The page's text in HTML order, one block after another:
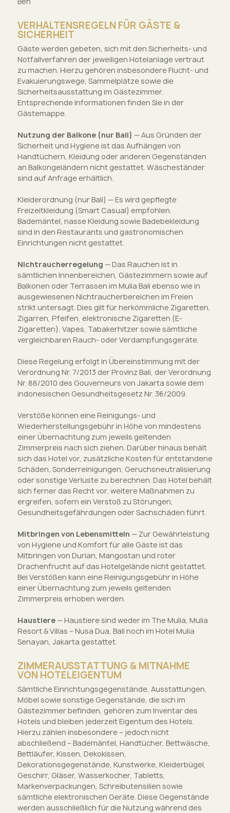
VERHALTENSREGELN FÜR GÄSTE &
SICHERHEIT
Gäste werden gebeten, sich mit den Sicherheits- und
Notfallverfahren der jeweiligen Hotelanlage vertraut
zu machen. Hierzu gehören insbesondere Flucht- und
Evakuierungswege, Sammelplätze sowie die
Sicherheitsausstattung im Gästezimmer.
Entsprechende Informationen finden Sie in der
Gästemappe.
Nutzung der Balkone (nur Bali) — Aus Gründen der
Sicherheit und Hygiene ist das Aufhängen von
Handtüchern, Kleidung oder anderen Gegenständen
an Balkongeländern nicht gestattet. Wäscheständer
sind auf Anfrage erhältlich.
Kleiderordnung (nur Bali) — Es wird gepflegte
Freizeitkleidung (Smart Casual) empfohlen.
Bademäntel, nasse Kleidung sowie Badebekleidung
sind in den Restaurants und gastronomischen
Einrichtungen nicht gestattet.
Nichtraucherregelung — Das Rauchen ist in
sämtlichen Innenbereichen, Gästezimmern sowie auf
Balkonen oder Terrassen im Mulia Bali ebenso wie in
ausgewiesenen Nichtraucherbereichen im Freien
strikt untersagt. Dies gilt für herkömmliche Zigaretten,
Zigarren, Pfeifen, elektronische Zigaretten (E-
Zigaretten), Vapes, Tabakerhitzer sowie sämtliche
vergleichbaren Rauch- oder Verdampfungsgeräte.
Diese Regelung erfolgt in Übereinstimmung mit der
Verordnung Nr. 7/2013 der Provinz Bali, der Verordnung
Nr. 88/2010 des Gouverneurs von Jakarta sowie dem
indonesischen Gesundheitsgesetz Nr. 36/2009.
Verstöße können eine Reinigungs- und
Wiederherstellungsgebühr in Höhe von mindestens
einer Übernachtung zum jeweils geltenden
Zimmerpreis nach sich ziehen. Darüber hinaus behält
sich das Hotel vor, zusätzliche Kosten für entstandene
Schäden, Sonderreinigungen, Geruchsneutralisierung
oder sonstige Verluste zu berechnen. Das Hotel behält
sich ferner das Recht vor, weitere Maßnahmen zu
ergreifen, sofern ein Verstoß zu Störungen,
Gesundheitsgefährdungen oder Sachschäden führt.
Mitbringen von Lebensmitteln — Zur Gewährleistung
von Hygiene und Komfort für alle Gäste ist das
Mitbringen von Durian, Mangostan und roter
Drachenfrucht auf das Hotelgelände nicht gestattet.
Bei Verstößen kann eine Reinigungsgebühr in Höhe
einer Übernachtung zum jeweils geltenden
Zimmerpreis erhoben werden.
Haustiere — Haustiere sind weder im The Mulia, Mulia
Resort & Villas – Nusa Dua, Bali noch im Hotel Mulia
Senayan, Jakarta gestattet.
ZIMMERAUSSTATTUNG & MITNAHME
VON HOTELEIGENTUM
Sämtliche Einrichtungsgegenstände, Ausstattungen,
Möbel sowie sonstige Gegenstände, die sich im
Gästezimmer befinden, gehören zum Inventar des
Hotels und bleiben jederzeit Eigentum des Hotels.
Hierzu zählen insbesondere – jedoch nicht
abschließend – Bademäntel, Handtücher, Bettwäsche,
Bettläufer, Kissen, Dekokissen,
Dekorationsgegenstände, Kunstwerke, Kleiderbügel,
Geschirr, Gläser, Wasserkocher, Tabletts,
Markenverpackungen, Schreibutensilien sowie
sämtliche elektronischen Geräte. Diese Gegenstände
werden ausschließlich für die Nutzung während des